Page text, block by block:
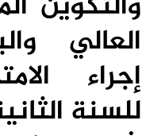
العالي
إجراء
للسنة